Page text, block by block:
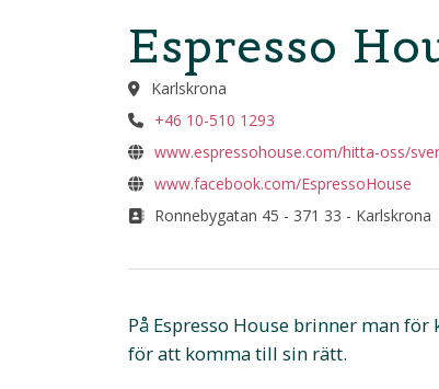
Espresso
Karlskrona
+46 10-510 1293
www.espressohouse.com/hitta-oss/
www.facebook.com/EspressoHouse
Ronnebygatan 45 - 371 33 - Karlskrona
På Espresso House brinner man
för att komma till sin rätt.